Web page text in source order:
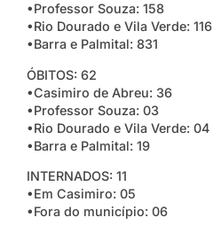
•Professor Souza: 158
•Rio Dourado e Vila Verde: 116
•Barra e Palmital: 831
ÓBITOS: 62
•Casimiro de Abreu: 36
•Professor Souza: 03
•Rio Dourado e Vila Verde: 04
•Barra e Palmital: 19
INTERNADOS: 11
•Em Casimiro: 05
•Fora do município: 06